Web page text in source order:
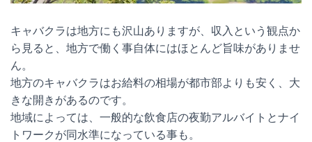
キャバクラは地方にも沢山ありますが、収入という観点か
ら見ると、地方で働く事自体にはほとんど旨味がありませ
ん。
地方のキャバクラはお給料の相場が都市部よりも安く、大
きな開きがあるのです。
地域によっては、一般的な飲食店の夜勤アルバイトとナイ
トワークが同水準になっている事も。